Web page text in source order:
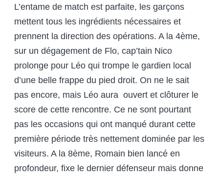
L’entame de match est parfaite, les garçons
mettent tous les ingrédients nécessaires et
prennent la direction des opérations. A la 4ème,
sur un dégagement de Flo, cap’tain Nico
prolonge pour Léo qui trompe le gardien local
d’une belle frappe du pied droit. On ne le sait
pas encore, mais Léo aura ouvert et clôturer le
score de cette rencontre. Ce ne sont pourtant
pas les occasions qui ont manqué durant cette
première période très nettement dominée par les
visiteurs. A la 8ème, Romain bien lancé en
profondeur, fixe le dernier défenseur mais donne